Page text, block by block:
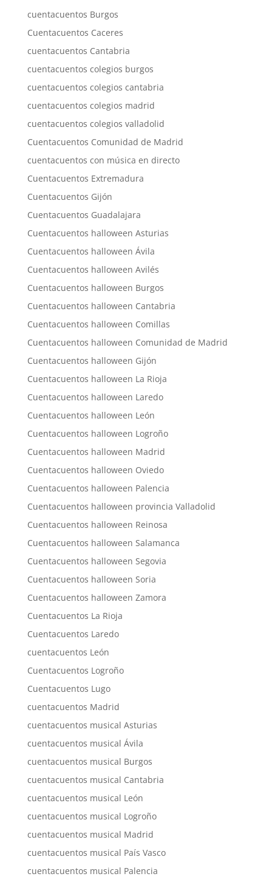
cuentacuentos Burgos
Cuentacuentos Caceres
cuentacuentos Cantabria
cuentacuentos colegios burgos
cuentacuentos colegios cantabria
cuentacuentos colegios madrid
cuentacuentos colegios valladolid
Cuentacuentos Comunidad de Madrid
cuentacuentos con música en directo
Cuentacuentos Extremadura
Cuentacuentos Gijón
Cuentacuentos Guadalajara
Cuentacuentos halloween Asturias
Cuentacuentos halloween Ávila
Cuentacuentos halloween Avilés
Cuentacuentos halloween Burgos
Cuentacuentos halloween Cantabria
Cuentacuentos halloween Comillas
Cuentacuentos halloween Comunidad de Madrid
Cuentacuentos halloween Gijón
Cuentacuentos halloween La Rioja
Cuentacuentos halloween Laredo
Cuentacuentos halloween León
Cuentacuentos halloween Logroño
Cuentacuentos halloween Madrid
Cuentacuentos halloween Oviedo
Cuentacuentos halloween Palencia
Cuentacuentos halloween provincia Valladolid
Cuentacuentos halloween Reinosa
Cuentacuentos halloween Salamanca
Cuentacuentos halloween Segovia
Cuentacuentos halloween Soria
Cuentacuentos halloween Zamora
Cuentacuentos La Rioja
Cuentacuentos Laredo
cuentacuentos León
Cuentacuentos Logroño
Cuentacuentos Lugo
cuentacuentos Madrid
cuentacuentos musical Asturias
cuentacuentos musical Ávila
cuentacuentos musical Burgos
cuentacuentos musical Cantabria
cuentacuentos musical León
cuentacuentos musical Logroño
cuentacuentos musical Madrid
cuentacuentos musical País Vasco
cuentacuentos musical Palencia